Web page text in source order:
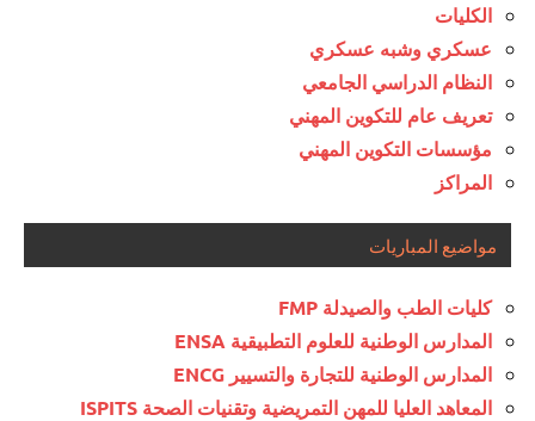
الكليات
عسكري وشبه عسكري
النظام الدراسي الجامعي
تعريف عام للتكوين المهني
مؤسسات التكوين المهني
المراكز
مواضيع المباريات
كليات الطب والصيدلة FMP
المدارس الوطنية للعلوم التطبيقية ENSA
المدارس الوطنية للتجارة والتسيير ENCG
المعاهد العليا للمهن التمريضية وتقنيات الصحة ISPITS